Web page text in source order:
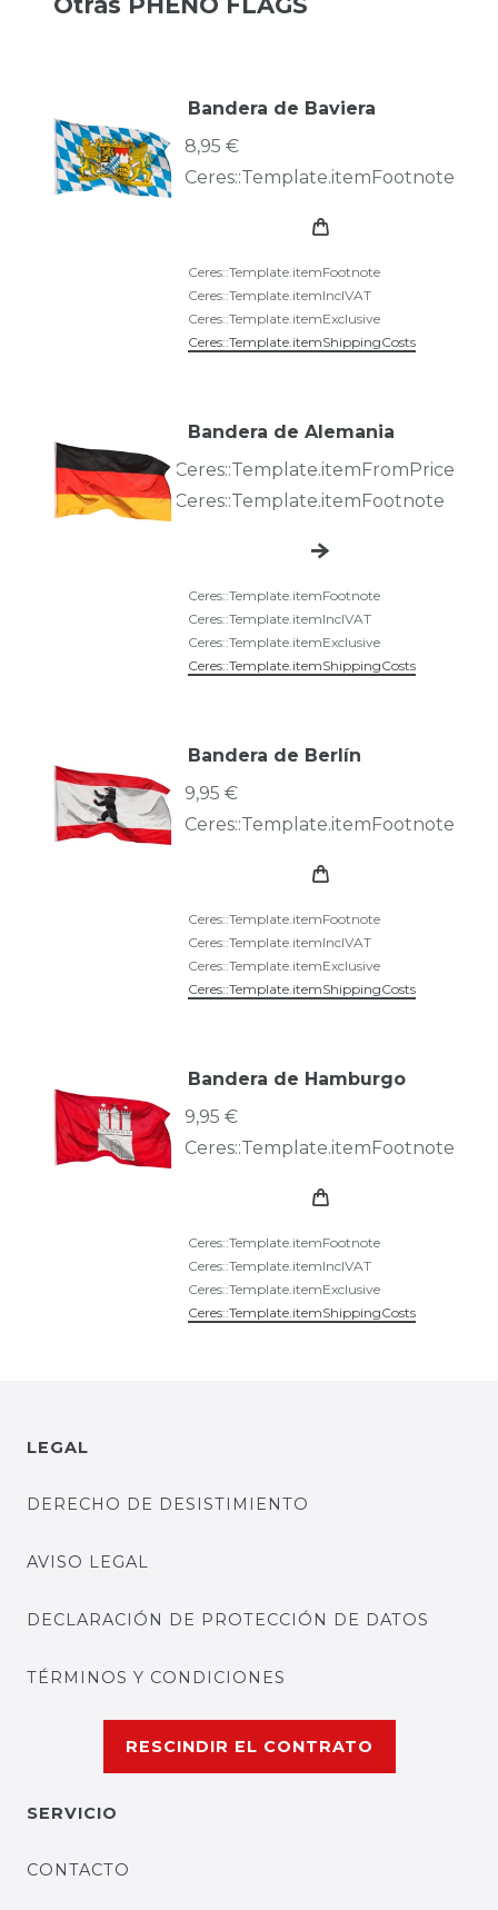
Bandera de Baviera
8,95 €
Ceres::Template.itemFootnote
Ceres::Template.itemFootnote
Ceres::Template.itemInclVAT
Ceres::Template.itemExclusive
Ceres::Template.itemShippingCosts
Bandera de Alemania
Ceres::Template.itemFromPrice
Ceres::Template.itemFootnote
Ceres::Template.itemFootnote
Ceres::Template.itemInclVAT
Ceres::Template.itemExclusive
Ceres::Template.itemShippingCosts
Bandera de Berlín
9,95 €
Ceres::Template.itemFootnote
Ceres::Template.itemFootnote
Ceres::Template.itemInclVAT
Ceres::Template.itemExclusive
Ceres::Template.itemShippingCosts
Bandera de Hamburgo
9,95 €
Ceres::Template.itemFootnote
Ceres::Template.itemFootnote
Ceres::Template.itemInclVAT
Ceres::Template.itemExclusive
Ceres::Template.itemShippingCosts
LEGAL
DERECHO DE DESISTIMIENTO
AVISO LEGAL
DECLARACIÓN DE PROTECCIÓN DE DATOS
TÉRMINOS Y CONDICIONES
RESCINDIR EL CONTRATO
SERVICIO
CONTACTO